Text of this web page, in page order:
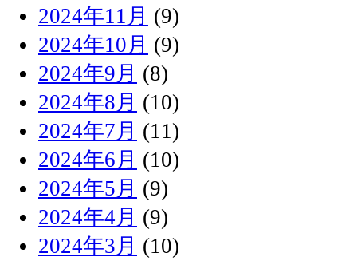
2024年11月 (9)
2024年10月 (9)
2024年9月 (8)
2024年8月 (10)
2024年7月 (11)
2024年6月 (10)
2024年5月 (9)
2024年4月 (9)
2024年3月 (10)